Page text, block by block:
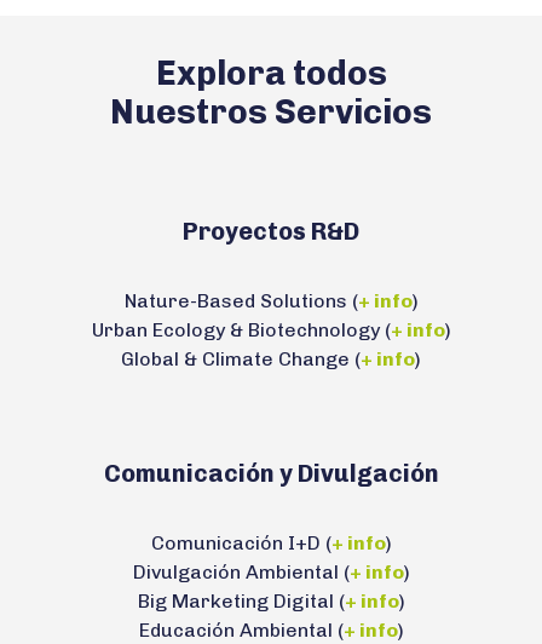
Explora todos
Nuestros Servicios
Proyectos R&D
Nature-Based Solutions (+ info)
Urban Ecology & Biotechnology (+ info)
Global & Climate Change (+ info)
Comunicación y Divulgación
Comunicación I+D (+ info)
Divulgación Ambiental (+ info)
Big Marketing Digital (+ info)
Educación Ambiental (+ info)